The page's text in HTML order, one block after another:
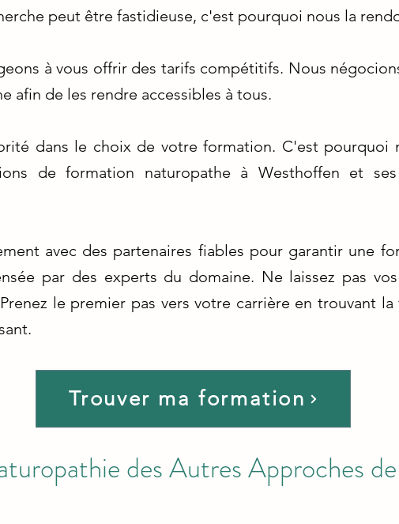
peut être fastidieuse, c'est pourquoi nous la
à vous offrir des tarifs compétitifs. Nous
afin de les rendre accessibles à tous.
dans le choix de votre formation. C'est pourquoi
de formation naturopathe à Westhoffen et
avec des partenaires fiables pour garantir une
par des experts du domaine. Ne laissez pas
le premier pas vers votre carrière en trouvant
Trouver ma formation
des Autres Approches